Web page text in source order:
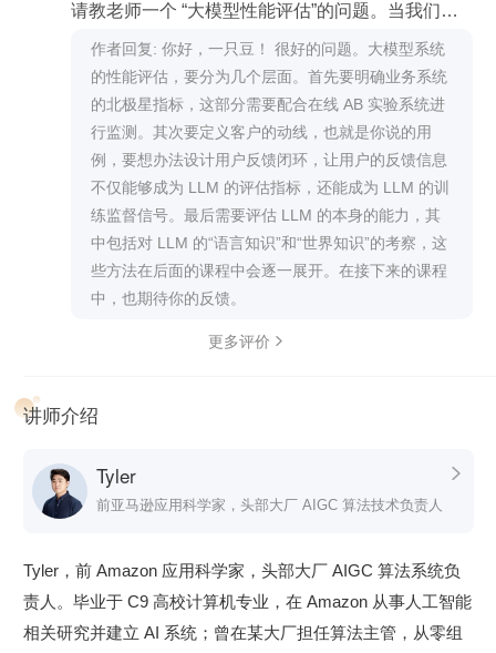
利用开源工具实现自用级大模型底座的搭建，AI 系统有哪些
成熟范式，它们又和现在的 AI 大模型系统有何联系？
技术原理篇。 为你梳理 AI 大模型技术的发展脉络，深入解读
大模型关键技术背后的技术原理，包括预训练模型的前世今
生、GPT 1-3 核心技术，大语言模型的未来展望。学完这个部
分，你就能跟上 AI 大模型技术的最新进展。
架构实战篇。重点讲解工业级 AI 大模型系统的关键技术，深
入学习 AI 大模型系统最前沿设计理念和工程方法。聚焦如何
解决 AI 大模型系统的新问题？如何构建工业级的 AI 大模型系
察机遇，分享大厂的 AI 人才考察重点，为你的职业发展提供
更多可能。
学完整个课程，你将点亮下图中 AI 大模型系统技术专家的全
部技能，并且能参与当前 AI 大模型系统研发和架构工作。
请教老师一个 “大模型性能评估”的问题。当我们着
手针对垂直领域进行大模型的定制化开发时，我们
可能在对比调用GPT4 API 和自家大模型的效果。
那关于性能评估这块，我理解一部分是 之前产品经
理要做的 user case 的描述，但因为是个新技术，
能力也更强，除了原先写 user case 的内功心法之
外，是不是有一些新的框架性思考或者 guideline 之
类的东西可以学习？
再次感谢老师，把小圈子的知识普惠出来，功德太
大了～
作者回复: 你好，一只豆！ 很好的问题。大模型系统
的性能评估，要分为几个层面。首先要明确业务系统
的北极星指标，这部分需要配合在线 AB 实验系统进
行监测。其次要定义客户的动线，也就是你说的用
例，要想办法设计用户反馈闭环，让用户的反馈信息
不仅能够成为 LLM 的评估指标，还能成为 LLM 的训
练监督信号。最后需要评估 LLM 的本身的能力，其
中包括对 LLM 的“语言知识”和“世界知识”的考察，这
些方法在后面的课程中会逐一展开。在接下来的课程
中，也期待你的反馈。
更多评价 
讲师介绍
Tyler
前亚马逊应用科学家，头部大厂 AIGC 算法技术负责人

Tyler，前 Amazon 应用科学家，头部大厂 AIGC 算法系统负
责人。毕业于 C9 高校计算机专业，在 Amazon 从事人工智能
相关研究并建立 AI 系统；曾在某大厂担任算法主管，从零组